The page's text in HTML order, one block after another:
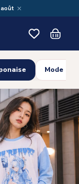
×
Mode